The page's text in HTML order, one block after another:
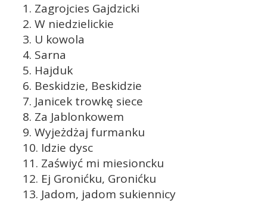
1. Zagrojcies Gajdzicki
2. W niedzielickie
3. U kowola
4. Sarna
5. Hajduk
6. Beskidzie, Beskidzie
7. Janicek trowkę siece
8. Za Jablonkowem
9. Wyjeżdżaj furmanku
10. Idzie dysc
11. Zaświyć mi miesioncku
12. Ej Gronićku, Gronićku
13. Jadom, jadom sukiennicy